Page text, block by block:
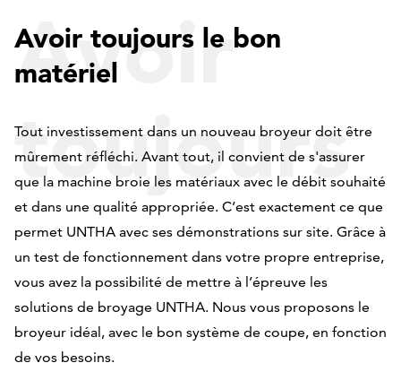
Avoir
toujours
le bon
matériel
Avoir toujours le bon
matériel
Tout investissement dans un nouveau broyeur doit être
mûrement réfléchi. Avant tout, il convient de s'assurer
que la machine broie les matériaux avec le débit souhaité
et dans une qualité appropriée. C’est exactement ce que
permet UNTHA avec ses démonstrations sur site. Grâce à
un test de fonctionnement dans votre propre entreprise,
vous avez la possibilité de mettre à l’épreuve les
solutions de broyage UNTHA. Nous vous proposons le
broyeur idéal, avec le bon système de coupe, en fonction
de vos besoins.